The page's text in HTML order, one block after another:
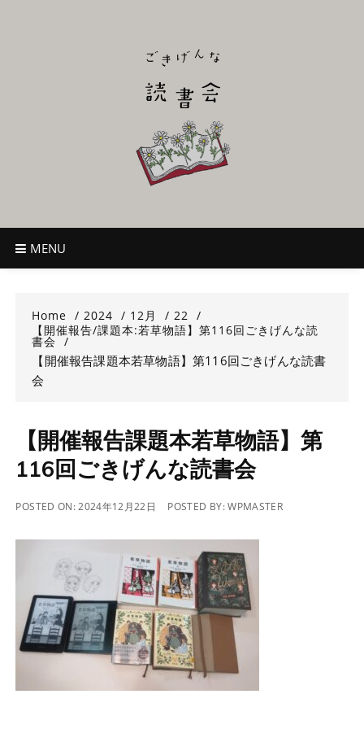
ごきげんな読
~児童書好き主催者によるオールジャンルOK！のんびり読書会~
MENU
Home 2024 12月
22
【開催報告/課題本:若草物語】第116回ごきげんな読
書会
【開催報告課題本若草物語】第116回ごきげんな読書
会
【開催報告課題本若草物語】第
116回ごきげんな読書会
POSTED ON:2024年12月22日 POSTED BY:WPMASTER